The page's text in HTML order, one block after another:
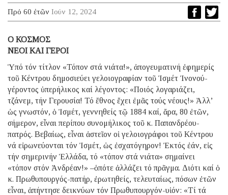
Πρό 60 ἐτῶν Ιούν 12, 2024
Ο ΚΟΣΜΟΣ
ΝΕΟΙ ΚΑΙ ΓΕΡΟΙ
Ὑπό τόν τίτλον «Τόπον στά νιάτα!», ἀπογευματινή ἐφημερίς
τοῦ Κέντρου δημοσιεύει γελοιογραφίαν τοῦ Ἰσμέτ Ἰνονού-
γέροντος ὑπερήλικος καί λέγοντος: «Ποιός λογαριάζει,
τζάνεμ, τήν Γερουσία! Τό ἔθνος ἔχει ἐμᾶς τούς νέους!» Ἀλλ’
ὡς γνωστόν, ὁ Ἰσμέτ, γεννηθείς τῷ 1884 καί, ἄρα, 80 ἐτῶν,
σήμερον, εἶναι περίπου συνομήλικος τοῦ κ. Παπανδρέου-
πατρός. Βεβαίως, εἶναι ἀστεῖον οἱ γελοιογράφοι τοῦ Κέντρου
νά εἰρωνεύονται τόν Ἰσμέτ, ὡς ἐσχατόγηρον! Ἐκτός ἐάν, εἰς
τήν σημερινήν Ἑλλάδα, τό «τόπον στά νιάτα» σημαίνει
«τόπον στόν Ἀνδρέαν!» –ὁπότε ἀλλάζει τό πρᾶγμα. Διότι καί ὁ
κ. Πρωθυπουργός-πατήρ, ἐρωτηθείς, τελευταίως, πόσων ἐτῶν
εἶναι, ἀπήντησε δεικνύων τόν Πρωθυπουργόν-υἱόν: «Τί τά